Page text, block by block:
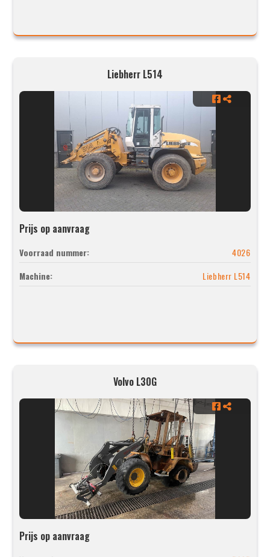
Liebherr L514
Prijs op aanvraag
Voorraad nummer:
4026
Machine:
Liebherr L514
Volvo L30G
Prijs op aanvraag